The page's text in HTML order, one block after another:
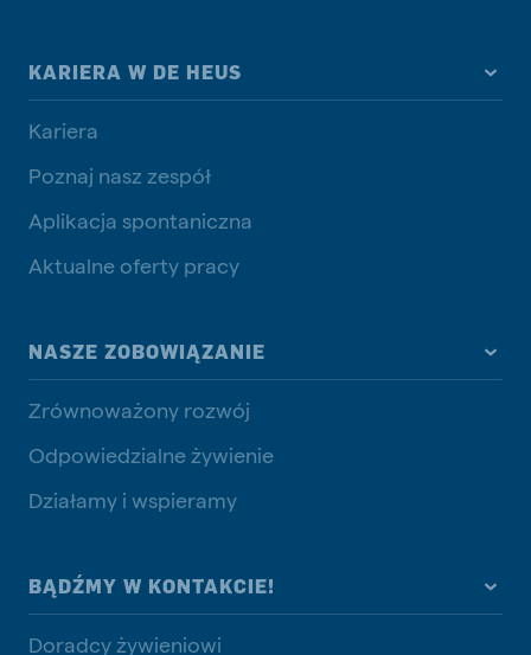
KARIERA W DE HEUS
Kariera
Poznaj nasz zespół
Aplikacja spontaniczna
Aktualne oferty pracy
NASZE ZOBOWIĄZANIE
Zrównoważony rozwój
Odpowiedzialne żywienie
Działamy i wspieramy
BĄDŹMY W KONTAKCIE!
Doradcy żywieniowi